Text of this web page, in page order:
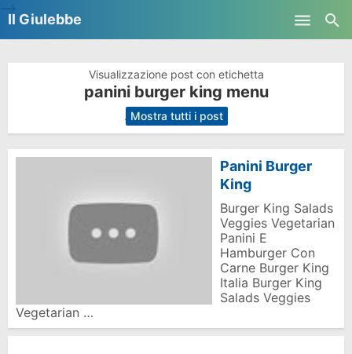
Il Giulebbe
Visualizzazione post con etichetta
panini burger king menu
. Mostra tutti i post
Panini Burger
King
Burger King Salads
Veggies Vegetarian
Panini E
Hamburger Con
Carne Burger King
Italia Burger King
Salads Veggies
Vegetarian …